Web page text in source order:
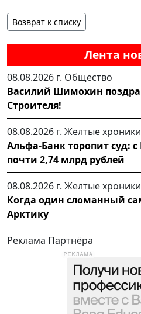
Лента
08.08.2026 г. Общество
Василий Шимохин
Строителя!
08.08.2026 г. Желтые хроники
Альфа-Банк торопит суд:
почти 2,74 млрд рублей
08.08.2026 г. Желтые хроники
Когда один сломанный
Арктику
Реклама Партнёра
Возврат к списку